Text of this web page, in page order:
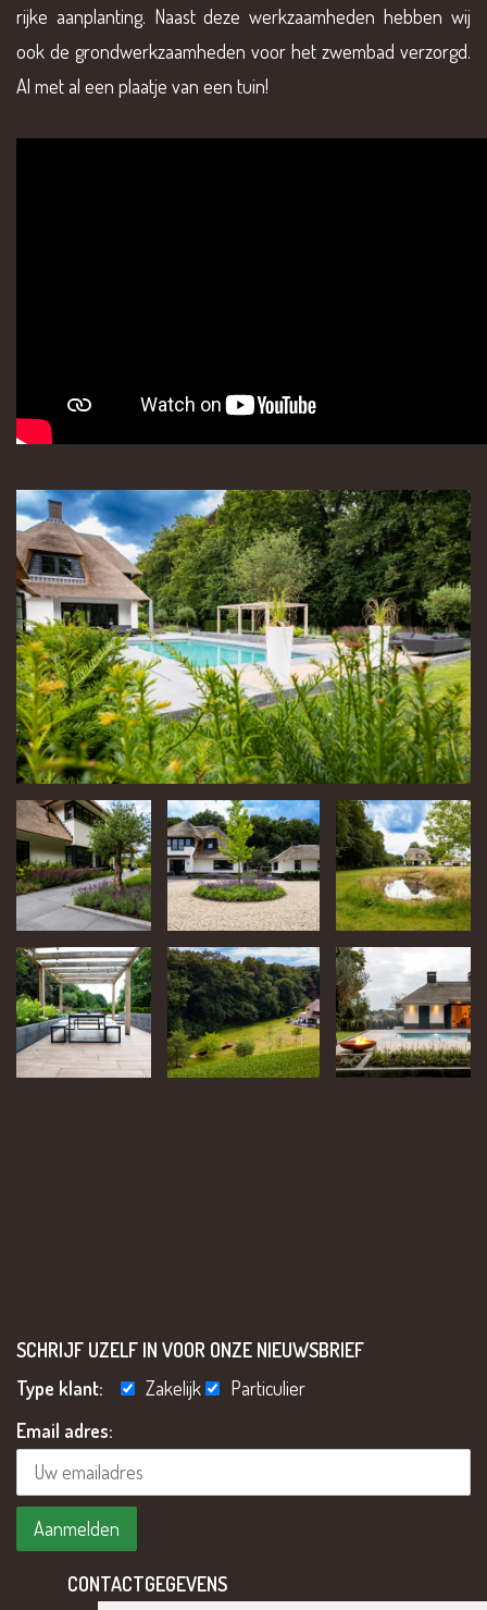
rijke aanplanting. Naast deze werkzaamheden hebben wij
ook de grondwerkzaamheden voor het zwembad verzorgd.
Al met al een plaatje van een tuin!
SCHRIJF UZELF IN VOOR ONZE NIEUWSBRIEF
Type klant:
Zakelijk
Particulier
Email adres:
CONTACTGEGEVENS